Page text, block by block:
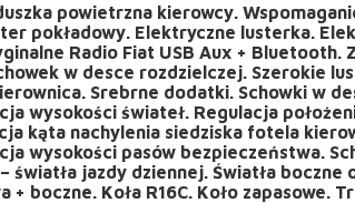
powietrzna kierowcy.
pokładowy. Elektryczne lusterka.
Radio Fiat USB Aux +
w desce rozdzielczej. Szerokie
Srebrne dodatki. Schowki w
wysokości świateł. Regulacja
kąta nachylenia siedziska fotela
wysokości pasów bezpieczeństwa.
światła jazdy dziennej. Światła
+ boczne. Koła R16C. Koło zapasowe.